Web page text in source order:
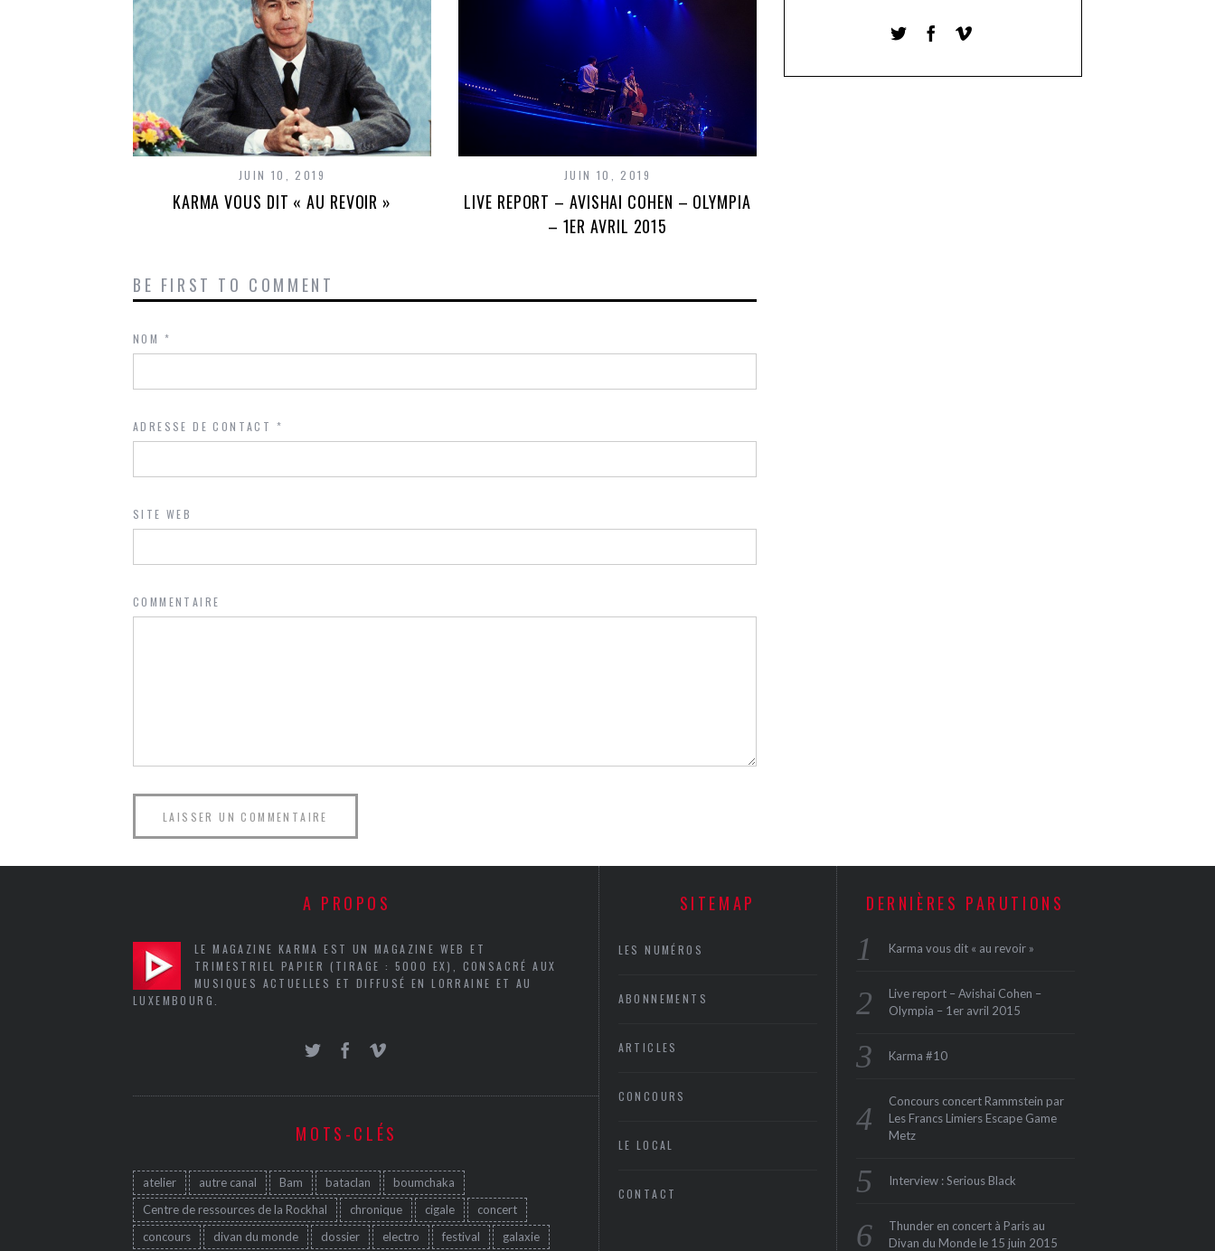
JUIN 10, 2019
KARMA VOUS DIT « AU REVOIR »
JUIN 10, 2019
LIVE REPORT – AVISHAI COHEN – OLYMPIA
– 1ER AVRIL 2015
BE FIRST TO COMMENT
NOM *
ADRESSE DE CONTACT *
SITE WEB
COMMENTAIRE
A PROPOS
LE MAGAZINE KARMA EST UN MAGAZINE WEB ET
TRIMESTRIEL PAPIER (TIRAGE : 5000 EX), CONSACRÉ AUX
MUSIQUES ACTUELLES ET DIFFUSÉ EN LORRAINE ET AU
LUXEMBOURG.
MOTS-CLÉS
atelier autre canal Bam bataclan
boumchaka
Centre de ressources de la Rockhal
chronique cigale
concert
concours
divan du monde dossier electro festival galaxie
SITEMAP
LES NUMÉROS
ABONNEMENTS
ARTICLES
CONCOURS
LE LOCAL
CONTACT
DERNIÈRES PARUTIONS
Karma vous dit « au revoir »
Live report – Avishai Cohen –
Olympia – 1er avril 2015
Karma #10
Concours concert Rammstein par
Les Francs Limiers Escape Game
Metz
Interview : Serious Black
Thunder en concert à Paris au
Divan du Monde le 15 juin 2015